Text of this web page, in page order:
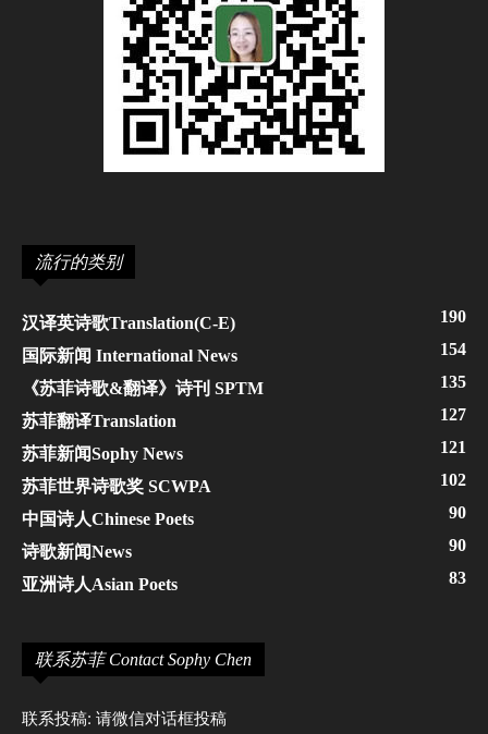
流行的类别
汉译英诗歌Translation(C-E) 190
国际新闻 International News 154
《苏菲诗歌&翻译》诗刊 SPTM 135
苏菲翻译Translation 127
苏菲新闻Sophy News 121
苏菲世界诗歌奖 SCWPA 102
中国诗人Chinese Poets 90
诗歌新闻News 90
亚洲诗人Asian Poets 83
联系苏菲 Contact Sophy Chen
联系投稿: 请微信对话框投稿